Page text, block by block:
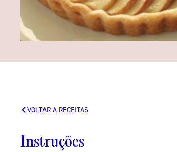
VOLTAR A RECEITAS
Instruções